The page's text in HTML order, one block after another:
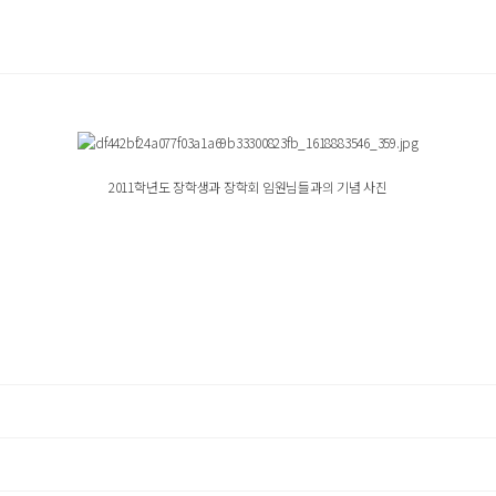
2011학년도 장학생과 장학회 임원님들과의 기념 사진